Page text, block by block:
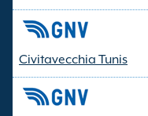
Civitavecchia Tunis